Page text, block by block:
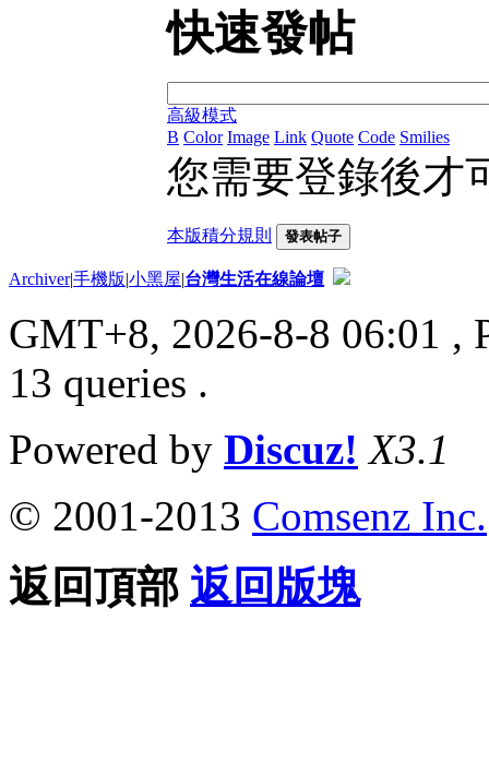
快速發帖
高級模式
B Color Image Link Quote Code Smilies
您需要登錄後才
本版積分規則 發表帖子
Archiver|手機版|小黑屋|台灣生活在線論壇
GMT+8, 2026-8-8 06:01 ,
13 queries .
Powered by Discuz! X3.1
© 2001-2013 Comsenz Inc.
返回頂部 返回版塊